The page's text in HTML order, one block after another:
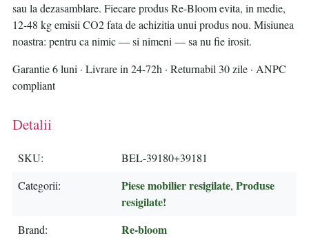
sau la dezasamblare. Fiecare produs Re-Bloom evita, in medie,
12-48 kg emisii CO2 fata de achizitia unui produs nou. Misiunea
noastra: pentru ca nimic — si nimeni — sa nu fie irosit.
Garantie 6 luni · Livrare in 24-72h · Returnabil 30 zile · ANPC
compliant
Detalii
SKU
BEL-39180+39181
Categorii
Piese mobilier resigilate, Produse
resigilate!
Brand Re-bloom